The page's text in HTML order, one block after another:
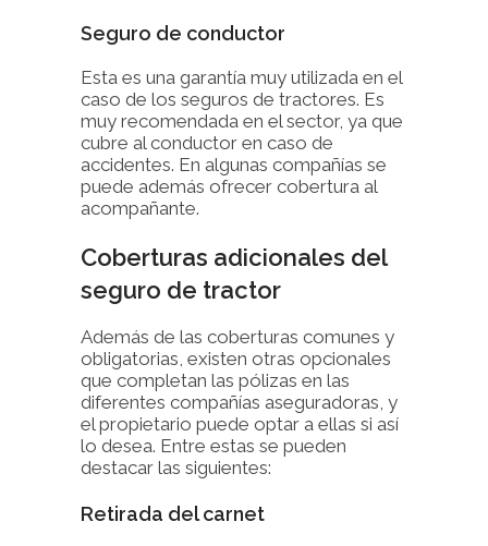
Seguro de conductor
Esta es una garantía muy utilizada en el
caso de los seguros de tractores. Es
muy recomendada en el sector, ya que
cubre al conductor en caso de
accidentes. En algunas compañías se
puede además ofrecer cobertura al
acompañante.
Coberturas adicionales del
seguro de tractor
Además de las coberturas comunes y
obligatorias, existen otras opcionales
que completan las pólizas en las
diferentes compañías aseguradoras, y
el propietario puede optar a ellas si así
lo desea. Entre estas se pueden
destacar las siguientes:
Retirada del carnet